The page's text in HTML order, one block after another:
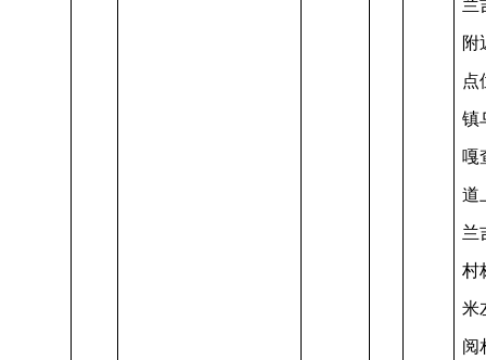
兰
附
点
镇
嘎
道
兰
村
米
阅